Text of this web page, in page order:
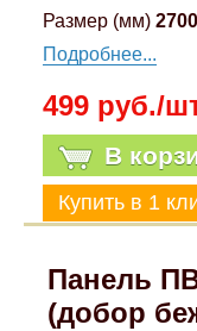
Размер (мм)
Подробнее...
499 руб./
В
Панель
(добор